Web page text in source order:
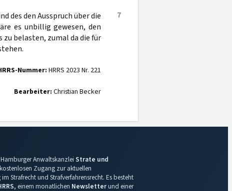
7
des den Ausspruch über die
es unbillig gewesen, den
belasten, zumal da die für
Nummer: HRRS 2023 Nr. 221
Bearbeiter: Christian Becker
Anwaltskanzlei Strate und
Zugang zur aktuellen
Strafrecht und Strafverfahrensrecht. Es besteht
, einem monatlichen Newsletterund einer